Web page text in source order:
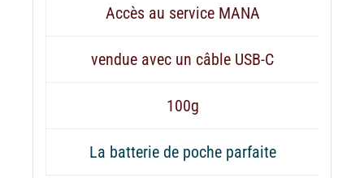
Accès au service MANA
vendue avec un câble USB-C
100g
La batterie de poche parfaite